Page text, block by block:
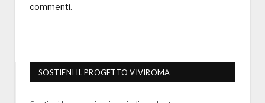
commenti.
SOSTIENI IL PROGETTO VIVIROMA